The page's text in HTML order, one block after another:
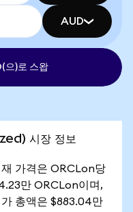
AUD
으)로 스왑
시장 정보
가격은 ORCLon당
만 ORCLon이며,
총액은 $883.04만